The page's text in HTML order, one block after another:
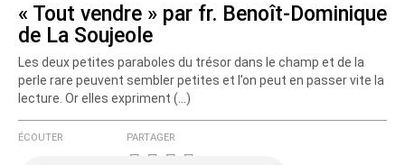
Courriel (non publié)
Ajoutez votre commentaire ici
« Tout vendre » par fr. Benoît-Dominique
de La Soujeole
Les deux petites paraboles du trésor dans le champ et de la
perle rare peuvent sembler petites et l’on peut en passer vite la
lecture. Or elles expriment (…)
ÉCOUTER PARTAGER